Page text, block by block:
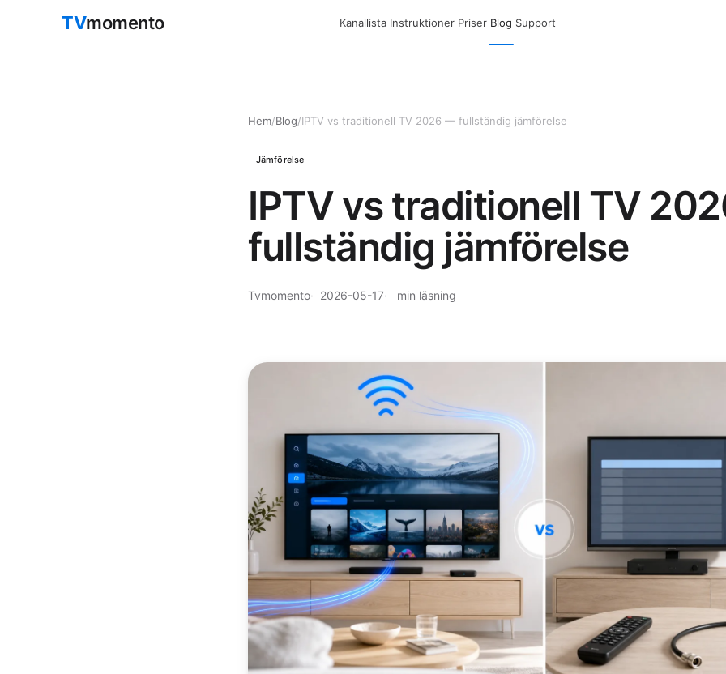
TVmomento Kanallista Instruktioner Priser Blog Support
Hem/Blog/IPTV vs traditionell TV 2026 — fullständig jämförelse
Jämförelse
IPTV vs traditionell TV
fullständig jämförelse
Tvmomento 2026-05-17 min läsning